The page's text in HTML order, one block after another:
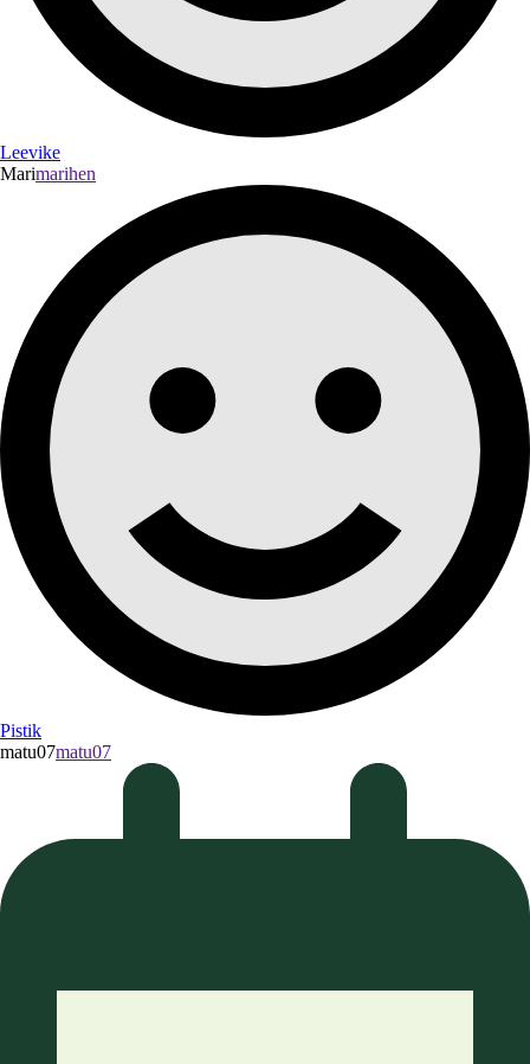
Leevike
Marimarihen
Pistik
matu07matu07